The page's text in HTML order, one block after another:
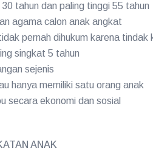
tahun dan paling tinggi 55 tahun
agama calon anak angkat
pernah dihukum karena tindak
singkat 5 tahun
sejenis
hanya memiliki satu orang anak
secara ekonomi dan sosial
ANAK